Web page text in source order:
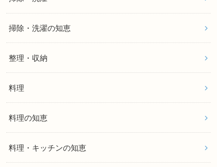
掃除・洗濯の知恵
整理・収納
料理
料理の知恵
料理・キッチンの知恵